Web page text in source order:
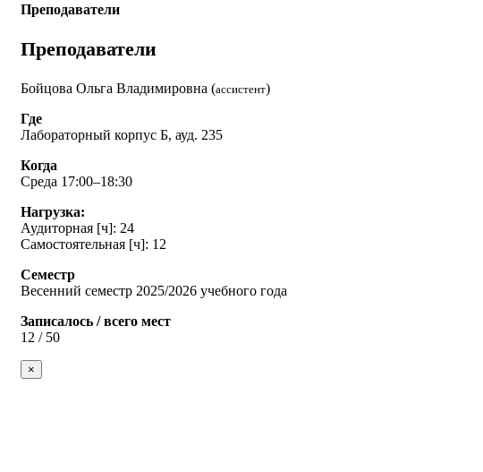
Преподаватели
Преподаватели
Бойцова Ольга Владимировна (ассистент)
Где
Лабораторный корпус Б, ауд. 235
Когда
Среда 17:00–18:30
Нагрузка:
Аудиторная [ч]: 24
Самостоятельная [ч]: 12
Семестр
Весенний семестр 2025/2026 учебного года
Записалось / всего мест
12 / 50
×